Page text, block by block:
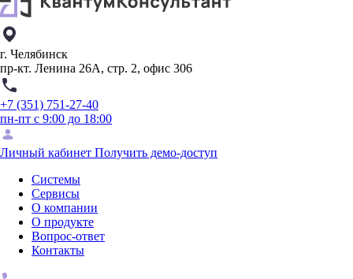
г. Челябинск
пр-кт. Ленина 26А, стр. 2, офис 306
+7 (351) 751-27-40
пн-пт с 9:00 до 18:00
Личный кабинет Получить демо-доступ
Системы
Сервисы
О компании
О продукте
Вопрос-ответ
Контакты